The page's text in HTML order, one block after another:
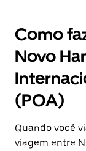
Como
Novo
(POA)
Quando você
viagem entre